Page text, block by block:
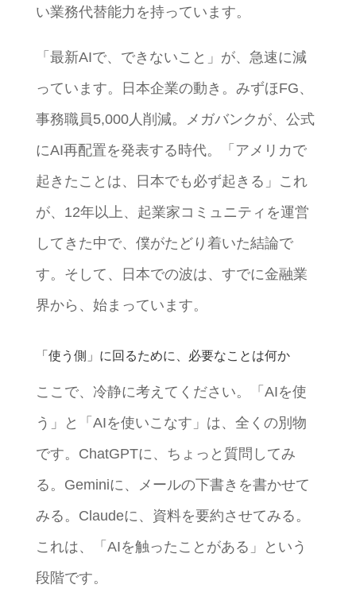
い業務代替能力を持っています。
「最新AIで、できないこと」が、急速に減
っています。日本企業の動き。みずほFG、
事務職員5,000人削減。メガバンクが、公式
にAI再配置を発表する時代。「アメリカで
起きたことは、日本でも必ず起きる」これ
が、12年以上、起業家コミュニティを運営
してきた中で、僕がたどり着いた結論で
す。そして、日本での波は、すでに金融業
界から、始まっています。
「使う側」に回るために、必要なことは何か
ここで、冷静に考えてください。「AIを使
う」と「AIを使いこなす」は、全くの別物
です。ChatGPTに、ちょっと質問してみ
る。Geminiに、メールの下書きを書かせて
みる。Claudeに、資料を要約させてみる。
これは、「AIを触ったことがある」という
段階です。